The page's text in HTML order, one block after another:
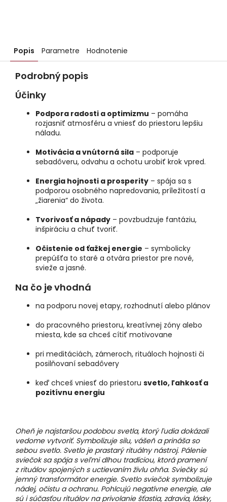
Popis Parametre Hodnotenie
Podrobný popis
Účinky
Podpora radosti a optimizmu – pomáha
rozjasniť atmosféru a vniesť do priestoru lepšiu
náladu.
Motivácia a vnútorná sila – podporuje
sebadôveru, odvahu a ochotu urobiť krok vpred.
Energia hojnosti a prosperity – spája sa s
podporou osobného napredovania, príležitostí a
„žiarenia“ do života.
Tvorivosť a nápady – povzbudzuje fantáziu,
inšpiráciu a chuť tvoriť.
Očistenie od ťažkej energie – symbolicky
prepúšťa to staré a otvára priestor pre nové,
svieže a jasné.
Na čo je vhodná
na podporu novej etapy, rozhodnutí alebo plánov
do pracovného priestoru, kreatívnej zóny alebo
miesta, kde sa chceš cítiť motivovane
pri meditáciách, zámeroch, rituáloch hojnosti či
posilňovaní sebadôvery
keď chceš vniesť do priestoru svetlo, ľahkosť a
pozitívnu energiu
Oheň je najstaršou podobou svetla, ktorý ľudia dokázali
vedome vytvoriť. Symbolizuje silu, vášeň a prináša so
sebou svetlo. Svetlo je prastarý rituálny nástroj. Pálenie
sviečok sa spája s veľmi dlhou tradíciou, ktorá pramení
z rituálov spojených s uctievaním živlu ohňa. Sviečky sú
jemný transformátor energie. Svetlo sviečok symbolizuje
nádej, očistu a ochranu. Pohlcujú negatívne energie, ale
sú i súčasťou rituálov na privolanie šťastia, zdravia, lásky,